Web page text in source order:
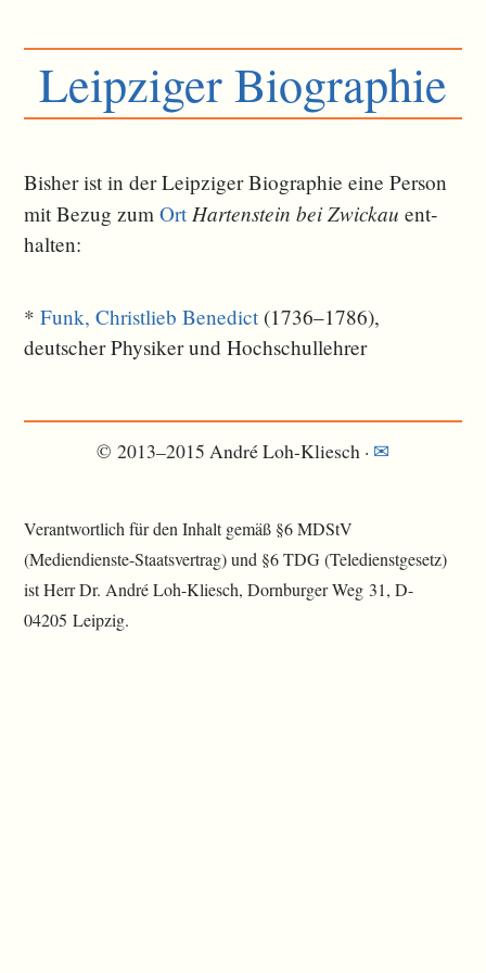
Leipziger Biographie
Bisher ist in der Leipziger Biographie eine Person
mit Bezug zumOrt Hartenstein bei Zwickau ent­
halten:
*Funk, Christlieb Benedict (1736–1786),
deutscher Physiker und Hochschullehrer
© 2013–2015 André Loh-Kliesch · ✉
Verantwortlich für den Inhalt gemäß §6 MDStV
(Mediendienste-Staatsvertrag) und §6 TDG (Teledienstgesetz)
ist Herr Dr. André Loh-Kliesch, Dornburger Weg 31, D-
04205 Leipzig.